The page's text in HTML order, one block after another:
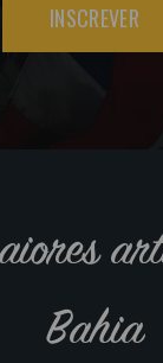
INSCREVER
Bahia